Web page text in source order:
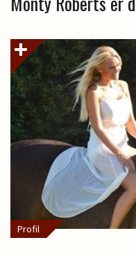
Profil